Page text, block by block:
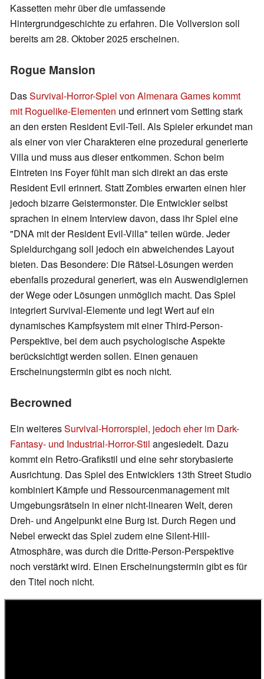
Kassetten mehr über die umfassende
Hintergrundgeschichte zu erfahren. Die Vollversion soll
bereits am 28. Oktober 2025 erscheinen.
Rogue Mansion
DasSurvival-Horror-Spiel von Almenara Games kommt
mit Roguelike-Elementen und erinnert vom Setting stark
an den ersten Resident Evil-Teil. Als Spieler erkundet man
als einer von vier Charakteren eine prozedural generierte
Villa und muss aus dieser entkommen. Schon beim
Eintreten ins Foyer fühlt man sich direkt an das erste
Resident Evil erinnert. Statt Zombies erwarten einen hier
jedoch bizarre Geistermonster. Die Entwickler selbst
sprachen in einem Interview davon, dass ihr Spiel eine
"DNA mit der Resident Evil-Villa" teilen würde. Jeder
Spieldurchgang soll jedoch ein abweichendes Layout
bieten. Das Besondere: Die Rätsel-Lösungen werden
ebenfalls prozedural generiert, was ein Auswendiglernen
der Wege oder Lösungen unmöglich macht. Das Spiel
integriert Survival-Elemente und legt Wert auf ein
dynamisches Kampfsystem mit einer Third-Person-
Perspektive, bei dem auch psychologische Aspekte
berücksichtigt werden sollen. Einen genauen
Erscheinungstermin gibt es noch nicht.
Becrowned
Ein weiteresSurvival-Horrorspiel, jedoch eher im Dark-
Fantasy- und Industrial-Horror-Stil angesiedelt. Dazu
kommt ein Retro-Grafikstil und eine sehr storybasierte
Ausrichtung. Das Spiel des Entwicklers 13th Street Studio
kombiniert Kämpfe und Ressourcenmanagement mit
Umgebungsrätseln in einer nicht-linearen Welt, deren
Dreh- und Angelpunkt eine Burg ist. Durch Regen und
Nebel erweckt das Spiel zudem eine Silent-Hill-
Atmosphäre, was durch die Dritte-Person-Perspektive
noch verstärkt wird. Einen Erscheinungstermin gibt es für
den Titel noch nicht.